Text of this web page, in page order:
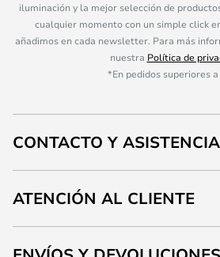
iluminación y la mejor selección de
cualquier momento con un simple click
añadimos en cada newsletter. Para más
nuestra Política de
*En pedidos superiores a
CONTACTO Y ASISTENCIA
ATENCIÓN AL CLIENTE